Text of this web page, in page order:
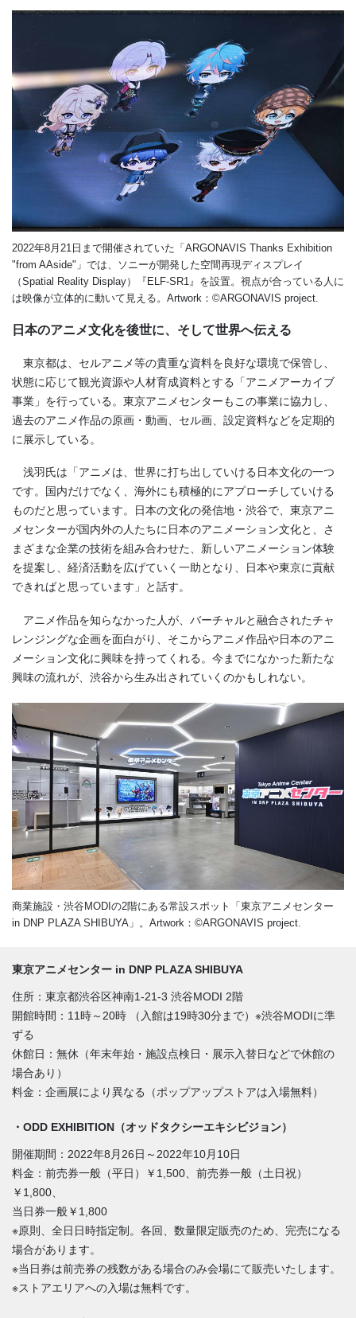
2022年8月21日まで開催されていた「ARGONAVIS Thanks Exhibition
"from AAside"」では、ソニーが開発した空間再現ディスプレイ
（Spatial Reality Display）『ELF-SR1』を設置。視点が合っている人に
は映像が立体的に動いて見える。Artwork：©ARGONAVIS project.
日本のアニメ文化を後世に、そして世界へ伝える
東京都は、セルアニメ等の貴重な資料を良好な環境で保管し、
状態に応じて観光資源や人材育成資料とする「アニメアーカイブ
事業」を行っている。東京アニメセンターもこの事業に協力し、
過去のアニメ作品の原画・動画、セル画、設定資料などを定期的
に展示している。
浅羽氏は「アニメは、世界に打ち出していける日本文化の一つ
です。国内だけでなく、海外にも積極的にアプローチしていける
ものだと思っています。日本の文化の発信地・渋谷で、東京アニ
メセンターが国内外の人たちに日本のアニメーション文化と、さ
まざまな企業の技術を組み合わせた、新しいアニメーション体験
を提案し、経済活動を広げていく一助となり、日本や東京に貢献
できればと思っています」と話す。
アニメ作品を知らなかった人が、バーチャルと融合されたチャ
レンジングな企画を面白がり、そこからアニメ作品や日本のアニ
メーション文化に興味を持ってくれる。今までになかった新たな
興味の流れが、渋谷から生み出されていくのかもしれない。
商業施設・渋谷MODIの2階にある常設スポット「東京アニメセンター
in DNP PLAZA SHIBUYA」。Artwork：©ARGONAVIS project.
東京アニメセンター in DNP PLAZA SHIBUYA
住所：東京都渋谷区神南1-21-3 渋谷MODI 2階
開館時間：11時～20時 （入館は19時30分まで）※渋谷MODIに準
ずる
休館日：無休（年末年始・施設点検日・展示入替日などで休館の
場合あり）
料金：企画展により異なる（ポップアップストアは入場無料）
・ODD EXHIBITION（オッドタクシーエキシビジョン）
開催期間：2022年8月26日～2022年10月10日
料金：前売券一般（平日）￥1,500、前売券一般（土日祝）
￥1,800、
当日券一般￥1,800
※原則、全日日時指定制。各回、数量限定販売のため、完売になる
場合があります。
※当日券は前売券の残数がある場合のみ会場にて販売いたします。
※ストアエリアへの入場は無料です。